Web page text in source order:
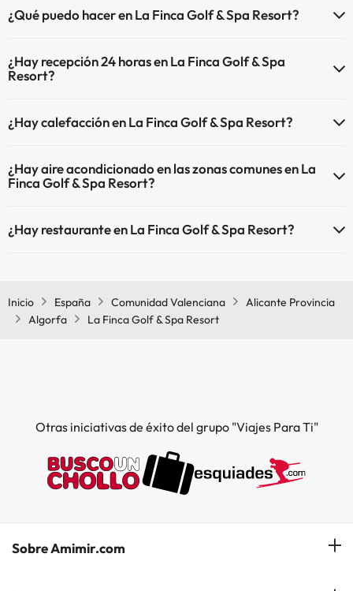
de pago) Aquí tienes más info sobre la piscina y otras instalaciones.
¿Qué puedo hacer en La Finca Golf & Spa Resort?
(algunas pueden ser de pago).
¿Hay recepción 24 horas en La Finca Golf & Spa
Resort?
¿Hay calefacción en La Finca Golf & Spa Resort?
comunes.
¿Hay aire acondicionado en las zonas comunes en La
Finca Golf & Spa Resort?
comunes.
¿Hay restaurante en La Finca Golf & Spa Resort?
Inicio España Comunidad Valenciana
Alicante Provincia
Algorfa
La Finca Golf & Spa Resort
Otras iniciativas de éxito del grupo "Viajes Para Ti"
Sobre Amimir.com